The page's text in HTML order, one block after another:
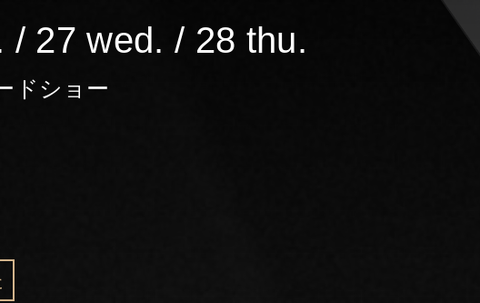
/ 27 wed. / 28 thu.
ドショー